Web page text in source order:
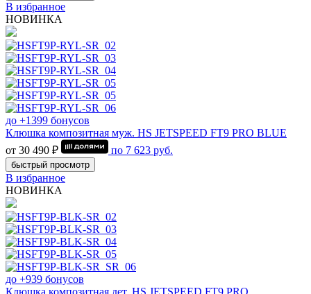
В избранное
НОВИНКА
до +1399 бонусов
Клюшка композитная муж. HS JETSPEED FT9 PRO BLUE
от 30 490 ₽
по 7 623 руб.
быстрый просмотр
В избранное
НОВИНКА
до +939 бонусов